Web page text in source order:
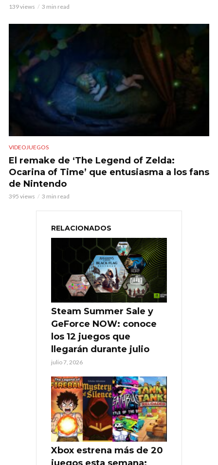
139 views 3 min read
VIDEOJUEGOS
El remake de ‘The Legend of Zelda:
Ocarina of Time’ que entusiasma a los fans
de Nintendo
395 views 3 min read
RELACIONADOS
Steam Summer Sale y
GeForce NOW: conoce
los 12 juegos que
llegarán durante julio
julio 7, 2026
Xbox estrena más de 20